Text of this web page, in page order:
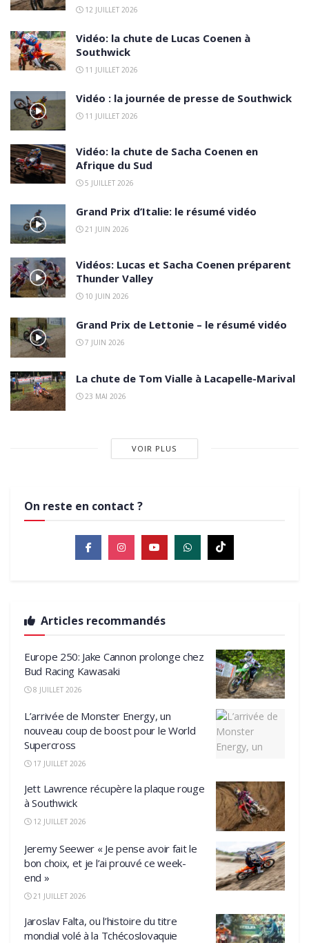
12 JUILLET 2026
Vidéo: la chute de Lucas Coenen à
Southwick
11 JUILLET 2026
Vidéo : la journée de presse de Southwick
11 JUILLET 2026
Vidéo: la chute de Sacha Coenen en
Afrique du Sud
5 JUILLET 2026
Grand Prix d’Italie: le résumé vidéo
21 JUIN 2026
Vidéos: Lucas et Sacha Coenen préparent
Thunder Valley
10 JUIN 2026
Grand Prix de Lettonie – le résumé vidéo
7 JUIN 2026
La chute de Tom Vialle à Lacapelle-Marival
23 MAI 2026
VOIR PLUS
On reste en contact ?
Articles recommandés
Europe 250: Jake Cannon prolonge chez
Bud Racing Kawasaki
8 JUILLET 2026
L’arrivée de Monster Energy, un
nouveau coup de boost pour le World
Supercross
17 JUILLET 2026
Jett Lawrence récupère la plaque rouge
à Southwick
12 JUILLET 2026
Jeremy Seewer « Je pense avoir fait le
bon choix, et je l’ai prouvé ce week-
end »
21 JUILLET 2026
Jaroslav Falta, ou l’histoire du titre
mondial volé à la Tchécoslovaquie